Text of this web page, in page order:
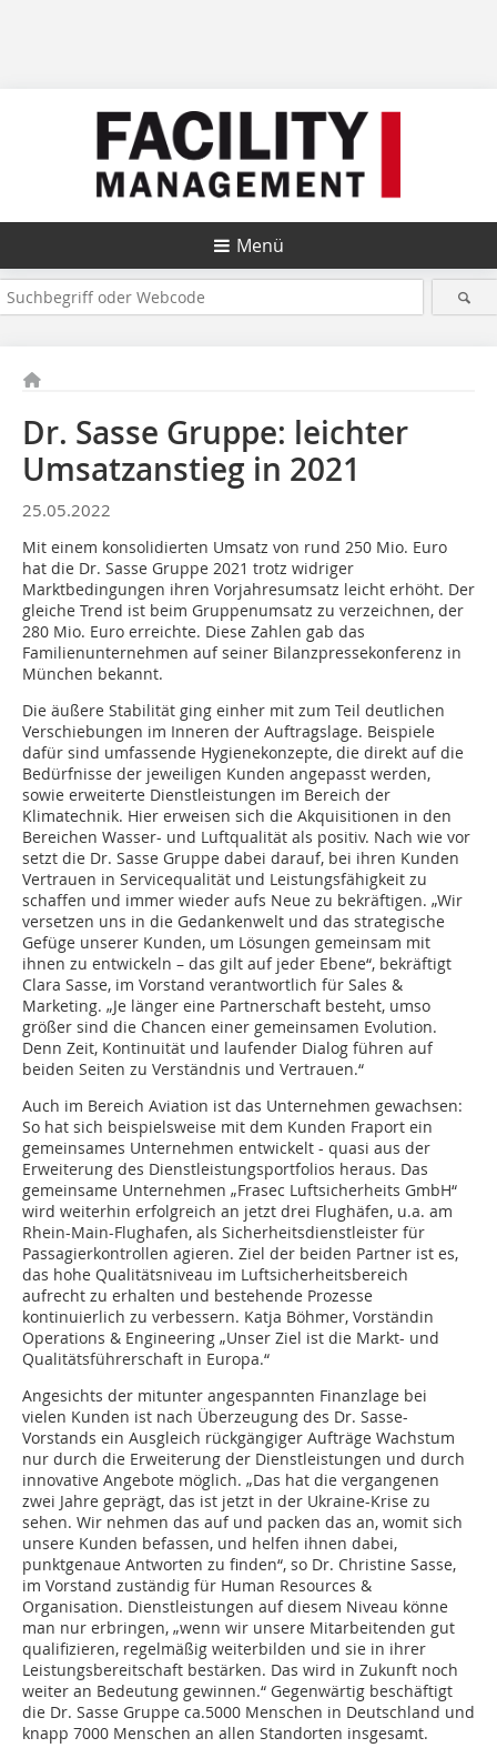
Menü
Dr. Sasse Gruppe: leichter
Umsatzanstieg in 2021
25.05.2022
Mit einem konsolidierten Umsatz von rund 250 Mio. Euro
hat die Dr. Sasse Gruppe 2021 trotz widriger
Marktbedingungen ihren Vorjahresumsatz leicht erhöht. Der
gleiche Trend ist beim Gruppenumsatz zu verzeichnen, der
280 Mio. Euro erreichte. Diese Zahlen gab das
Familienunternehmen auf seiner Bilanzpressekonferenz in
München bekannt.
Die äußere Stabilität ging einher mit zum Teil deutlichen
Verschiebungen im Inneren der Auftragslage. Beispiele
dafür sind umfassende Hygienekonzepte, die direkt auf die
Bedürfnisse der jeweiligen Kunden angepasst werden,
sowie erweiterte Dienstleistungen im Bereich der
Klimatechnik. Hier erweisen sich die Akquisitionen in den
Bereichen Wasser- und Luftqualität als positiv. Nach wie vor
setzt die Dr. Sasse Gruppe dabei darauf, bei ihren Kunden
Vertrauen in Servicequalität und Leistungsfähigkeit zu
schaffen und immer wieder aufs Neue zu bekräftigen. „Wir
versetzen uns in die Gedankenwelt und das strategische
Gefüge unserer Kunden, um Lösungen gemeinsam mit
ihnen zu entwickeln – das gilt auf jeder Ebene“, bekräftigt
Clara Sasse, im Vorstand verantwortlich für Sales &
Marketing. „Je länger eine Partnerschaft besteht, umso
größer sind die Chancen einer gemeinsamen Evolution.
Denn Zeit, Kontinuität und laufender Dialog führen auf
beiden Seiten zu Verständnis und Vertrauen.“
Auch im Bereich Aviation ist das Unternehmen gewachsen:
So hat sich beispielsweise mit dem Kunden Fraport ein
gemeinsames Unternehmen entwickelt - quasi aus der
Erweiterung des Dienstleistungsportfolios heraus. Das
gemeinsame Unternehmen „Frasec Luftsicherheits GmbH“
wird weiterhin erfolgreich an jetzt drei Flughäfen, u.a. am
Rhein-Main-Flughafen, als Sicherheitsdienstleister für
Passagierkontrollen agieren. Ziel der beiden Partner ist es,
das hohe Qualitätsniveau im Luftsicherheitsbereich
aufrecht zu erhalten und bestehende Prozesse
kontinuierlich zu verbessern. Katja Böhmer, Vorständin
Operations & Engineering „Unser Ziel ist die Markt- und
Qualitätsführerschaft in Europa.“
Angesichts der mitunter angespannten Finanzlage bei
vielen Kunden ist nach Überzeugung des Dr. Sasse-
Vorstands ein Ausgleich rückgängiger Aufträge Wachstum
nur durch die Erweiterung der Dienstleistungen und durch
innovative Angebote möglich. „Das hat die vergangenen
zwei Jahre geprägt, das ist jetzt in der Ukraine-Krise zu
sehen. Wir nehmen das auf und packen das an, womit sich
unsere Kunden befassen, und helfen ihnen dabei,
punktgenaue Antworten zu finden“, so Dr. Christine Sasse,
im Vorstand zuständig für Human Resources &
Organisation. Dienstleistungen auf diesem Niveau könne
man nur erbringen, „wenn wir unsere Mitarbeitenden gut
qualifizieren, regelmäßig weiterbilden und sie in ihrer
Leistungsbereitschaft bestärken. Das wird in Zukunft noch
weiter an Bedeutung gewinnen.“ Gegenwärtig beschäftigt
die Dr. Sasse Gruppe ca.5000 Menschen in Deutschland und
knapp 7000 Menschen an allen Standorten insgesamt.